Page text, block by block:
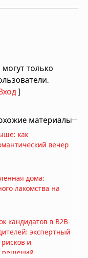
только
]
материалы
как
вечер
дома:
лакомства на
кандидатов в B2B-
экспертный
и
решений